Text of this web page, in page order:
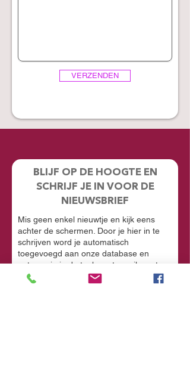
VERZENDEN
BLIJF OP DE HOOGTE EN
SCHRIJF JE IN VOOR DE
NIEUWSBRIEF
Mis geen enkel nieuwtje en kijk eens
achter de schermen. Door je hier in te
schrijven word je automatisch
toegevoegd aan onze database en
ontvang je in de toekomst emails met
informatie over onze toekomstige